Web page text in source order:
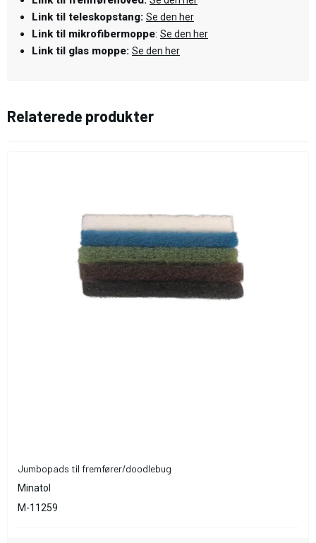
Link til teleskopstang: Se den her
Link til mikrofibermoppe: Se den her
Link til glas moppe: Se den her
Relaterede produkter
Jumbopads til fremfører/doodlebug
Minatol
M-11259